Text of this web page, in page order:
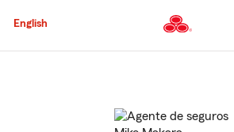
al
principal
English